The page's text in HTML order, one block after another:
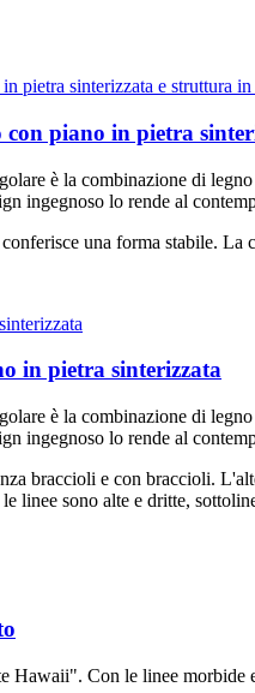
piano in pietra
è la combinazione di
ingegnoso lo rende al
una forma stabile.
in pietra sinterizzata
è la combinazione di
ingegnoso lo rende al
braccioli e con braccioli.
linee sono alte e dritte,
Hawaii". Con le linee